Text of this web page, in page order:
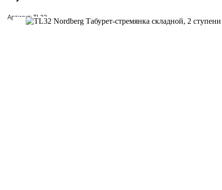
Артикул: TL32